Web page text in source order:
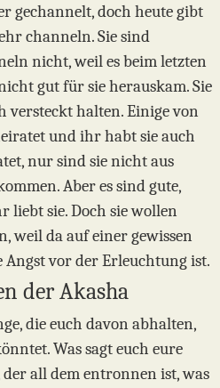
gechannelt, doch heute gibt
channeln. Sie sind
nicht, weil es beim letzten
gut für sie herauskam. Sie
versteckt halten. Einige von
und ihr habt sie auch
nur sind sie nicht aus
Aber es sind gute,
liebt sie. Doch sie wollen
weil da auf einer gewissen
Angst vor der Erleuchtung ist.
der Akasha
die euch davon abhalten,
Was sagt euch eure
all dem entronnen ist, was